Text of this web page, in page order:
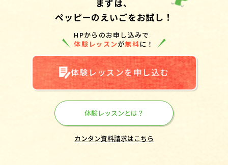
まずは、
ペッピーのえいごをお試し！
HPからのお申し込みで
体験レッスンが無料に！
体験レッスンを申し込む
体験レッスンとは？
カンタン資料請求はこちら